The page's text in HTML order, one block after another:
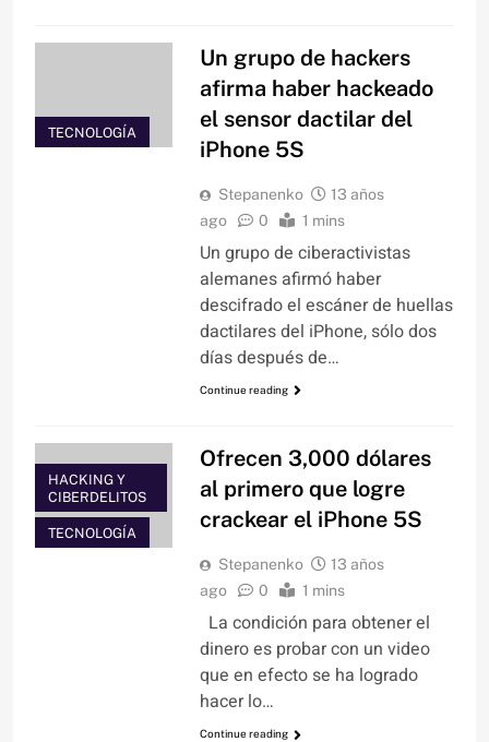
TECNOLOGÍA
Un grupo de hackers
afirma haber hackeado
el sensor dactilar del
iPhone 5S
Stepanenko
13 años
ago
0 1 mins
Un grupo de ciberactivistas
alemanes afirmó haber
descifrado el escáner de huellas
dactilares del iPhone, sólo dos
días después de…
Continue reading
HACKING Y
CIBERDELITOS
TECNOLOGÍA
Ofrecen 3,000 dólares
al primero que logre
crackear el iPhone 5S
Stepanenko
13 años
ago
0 1 mins
La condición para obtener el
dinero es probar con un video
que en efecto se ha logrado
hacer lo…
Continue reading